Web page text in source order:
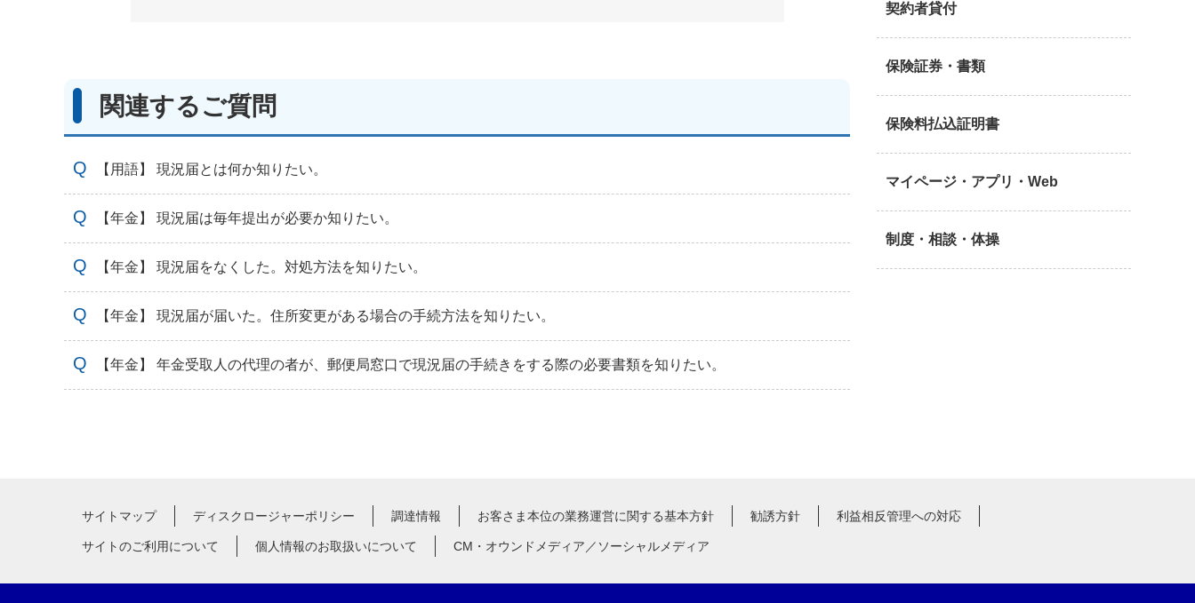
契約者貸付
保険証券・書類
保険料払込証明書
マイページ・アプリ・Web
制度・相談・体操
関連するご質問
【用語】 現況届とは何か知りたい。
【年金】 現況届は毎年提出が必要か知りたい。
【年金】 現況届をなくした。対処方法を知りたい。
【年金】 現況届が届いた。住所変更がある場合の手続方法を知りたい。
【年金】 年金受取人の代理の者が、郵便局窓口で現況届の手続きをする際の必要書類を知りたい。
サイトマップ ディスクロージャーポリシー 調達情報 お客さま本位の業務運営に関する基本方針 勧誘方針 利益相反管理への対応
サイトのご利用について 個人情報のお取扱いについて CM・オウンドメディア／ソーシャルメディア